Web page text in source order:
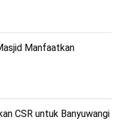
Manfaatkan
CSR untuk Banyuwangi